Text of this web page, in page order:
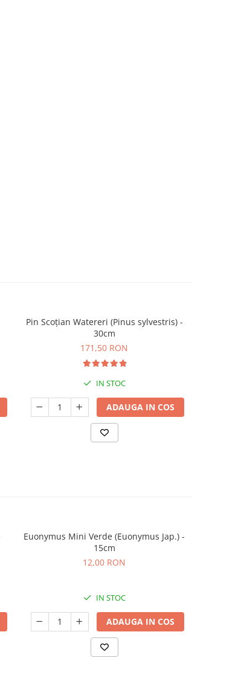
Pin Scoțian Watereri (Pinus sylvestris) -
30cm
171,50 RON
IN STOC
ADAUGA IN COS
Euonymus Mini Verde (Euonymus Jap.) -
15cm
12,00 RON
IN STOC
ADAUGA IN COS